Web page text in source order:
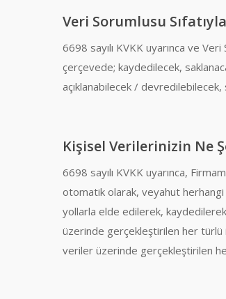
Veri Sorumlusu
6698 sayılı KVKK uyarınca ve
çerçevede; kaydedilecek,
açıklanabilecek / devredilebilecek,
Kişisel Verilerinizin Ne
6698 sayılı KVKK uyarınca,
otomatik olarak, veyahut herhangi
yollarla elde edilerek,
üzerinde gerçekleştirilen her türlü
veriler üzerinde gerçekleştirilen